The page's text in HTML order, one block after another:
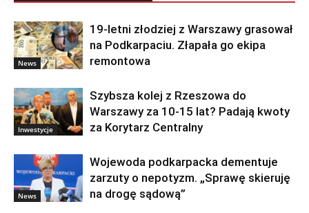
News
19-letni złodziej z Warszawy grasował
na Podkarpaciu. Złapała go ekipa
remontowa
Inwestycje
Szybsza kolej z Rzeszowa do
Warszawy za 10-15 lat? Padają kwoty
za Korytarz Centralny
News
Wojewoda podkarpacka dementuje
zarzuty o nepotyzm. „Sprawę skieruję
na drogę sądową”